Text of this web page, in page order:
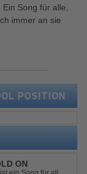
POSITION
ON
Song für alle,
immer an sie